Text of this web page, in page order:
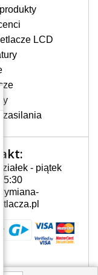
znać
zdjęcie
SIĘ
liter
liter oraz
znaków. W
nie
pozycji. Albo
np.
LCD
zasilania
- piątek